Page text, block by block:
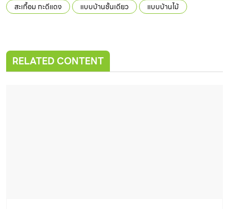
สะเทื้อม กะดีแดง
แบบบ้านชั้นเดียว แบบบ้านไม้
RELATED CONTENT